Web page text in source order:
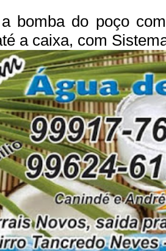
bomba do poço
a caixa, com